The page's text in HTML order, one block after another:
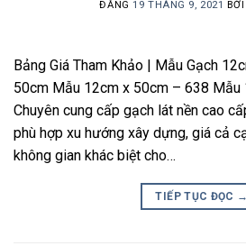
ĐĂNG19 THÁNG 9, 2021 BỞI
Bảng Giá Tham Khảo | Mẫu Gạch
50cm Mẫu 12cm x 50cm – 638
Chuyên cung cấp gạch lát nền cao
phù hợp xu hướng xây dựng, giá cả
không gian khác biệt cho…
TIẾP TỤC ĐỌC →